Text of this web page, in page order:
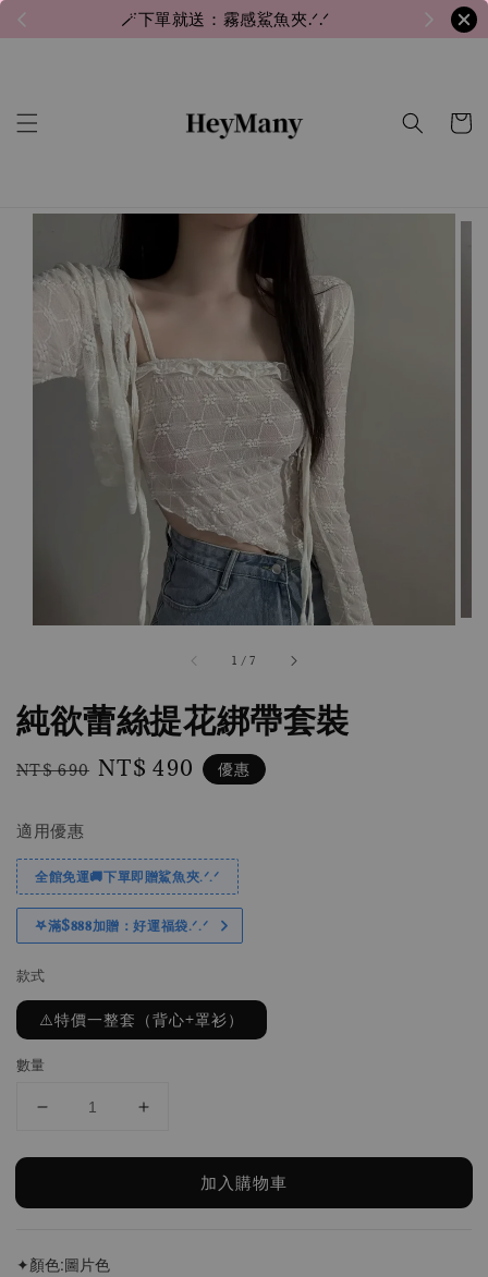
🪄下單就送：霧感鯊魚夾.ᐟ.ᐟ
1 /7
純欲蕾絲提花綁帶套裝
Regular
NT$ 690 Sale
NT$ 490 優惠
適用優惠
全館免運🚚下單即贈鯊魚夾.ᐟ.ᐟ
𖤐滿$𝟖𝟖𝟖加贈：好運福袋.ᐟ‪.ᐟ
款式
⚠️特價一整套（背心+罩衫）
數量
加入購物車
✦顏色:圖片色